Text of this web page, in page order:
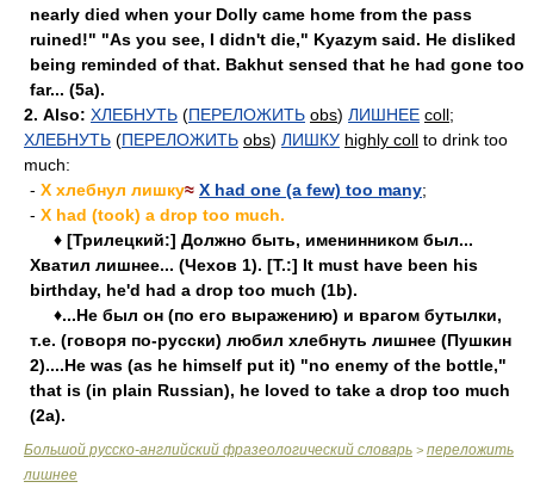
nearly died when your Dolly came home from the pass
ruined!" "As you see, I didn't die," Kyazym said. He disliked
being reminded of that. Bakhut sensed that he had gone too
far... (5a).
2. Also: ХЛЕБНУТЬ (ПЕРЕЛОЖИТЬ obs) ЛИШНЕЕ coll;
ХЛЕБНУТЬ (ПЕРЕЛОЖИТЬ obs) ЛИШКУ highly coll to drink too
much:
- X хлебнул лишку≈ X had one (a few) too many;
- X had (took) a drop too much.
♦ [Трилецкий:] Должно быть, именинником был...
Хватил лишнее... (Чехов 1). [Т.:] It must have been his
birthday, he'd had a drop too much (1b).
♦...Не был он (по его выражению) и врагом бутылки,
т.е. (говоря по-русски) любил хлебнуть лишнее (Пушкин
2)....He was (as he himself put it) "no enemy of the bottle,"
that is (in plain Russian), he loved to take a drop too much
(2a).
Большой русско-английский фразеологический словарь > переложить
лишнее